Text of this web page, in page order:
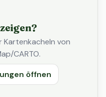
Kartenkacheln von
CARTO.
öffnen